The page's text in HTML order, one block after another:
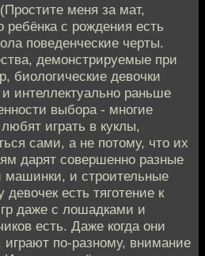
меня за мат,
ребёнка с рождения есть
поведенческие черты.
демонстрируемые при
биологические девочки
интеллектуально раньше
выбора - многие
играть в куклы,
сами, а не потому, что их
дарят совершенно разные
и строительные
есть тяготение к
даже с лошадками и
есть. Даже когда они
по-разному, внимание